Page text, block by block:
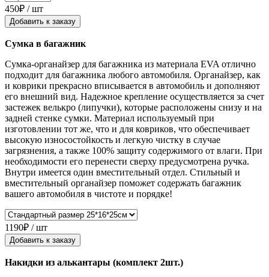
450₽ / шт
Добавить к заказу
Сумка в багажник
Сумка-органайзер для багажника из материала EVA отлично
подходит для багажника любого автомобиля. Органайзер, как
и коврики прекрасно вписывается в автомобиль и дополняют
его внешний вид. Надежное крепление осуществляется за счет
застежек велькро (липучки), которые расположены снизу и на
задней стенке сумки. Материал используемый при
изготовлении тот же, что и для ковриков, что обеспечивает
высокую износостойкость и легкую чистку в случае
загрязнения, а также 100% защиту содержимого от влаги. При
необходимости его перенести сверху предусмотрена ручка.
Внутри имеется один вместительный отдел. Стильный и
вместительный органайзер поможет содержать багажник
вашего автомобиля в чистоте и порядке!
1190₽ / шт
Добавить к заказу
Накидки из алькантары (комплект 2шт.)